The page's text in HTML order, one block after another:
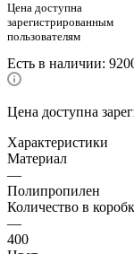
Цена доступна
зарегистрированным
пользователям
Есть в наличии:
Цена доступна
Характеристики
Материал
—
Полипропилен
Количество в
—
400